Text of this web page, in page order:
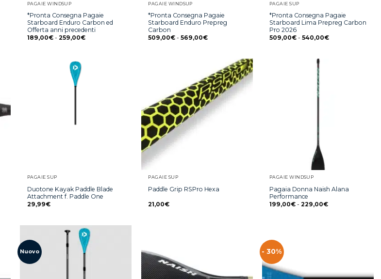
PAGAIE WINDSUP
*Pronta Consegna Pagaie
Starboard Enduro Carbon ed
Offerta anni precedenti
189,00€ - 259,00€
PAGAIE WINDSUP
*Pronta Consegna Pagaie
Starboard Enduro Prepreg
Carbon
509,00€ - 569,00€
PAGAIE SUP
*Pronta Consegna Pagaie
Starboard Lima Prepreg Carbon
Pro 2026
509,00€ - 540,00€
PAGAIE SUP
Duotone Kayak Paddle Blade
Attachment f. Paddle One
29,99€
PAGAIE SUP
Paddle Grip RSPro Hexa
21,00€
PAGAIE WINDSUP
Pagaia Donna Naish Alana
Performance
199,00€ - 229,00€
Nuovo - 30%